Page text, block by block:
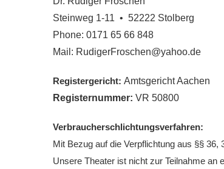
Steinweg 1-11 • 52222 Stolberg
Phone: 0171 65 66 848
Mail: RudigerFroschen@yahoo.de
Registergericht: Amtsgericht Aachen
Registernummer: VR 50800
Verbraucherschlichtungsverfahren:
Mit Bezug auf die Verpflichtung aus §§
Unsere Theater ist nicht zur Teilnahme an